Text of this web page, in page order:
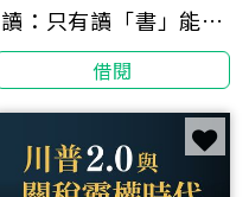
讀：只有讀「書」能得
到的答案，陪你走出每
個人生低谷
借閱